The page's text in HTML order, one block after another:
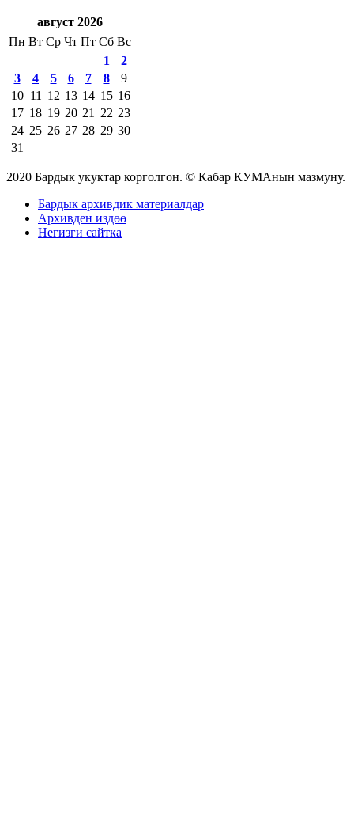
август 2026
Пн Вт Ср Чт Пт Сб Вс
1
2
3
4 5 6 7 8
9
10 11 12 13 14 15 16
17 18 19 20 21 22 23
24 25 26 27 28 29 30
31
2020 Бардык укуктар корголгон. © Кабар КУМАнын мазмуну.
Бардык архивдик материалдар
Архивден издөө
Негизги сайтка